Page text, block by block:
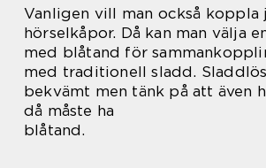
Vanligen vill man också
hörselkåpor. Då kan man välja
med blåtand för
med traditionell sladd.
bekvämt men tänk på att även
då måste ha
blåtand.